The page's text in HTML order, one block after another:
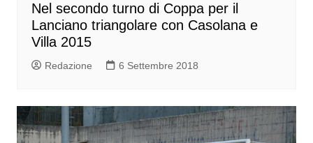
Nel secondo turno di Coppa per il
Lanciano triangolare con Casolana e
Villa 2015
Redazione 6 Settembre 2018